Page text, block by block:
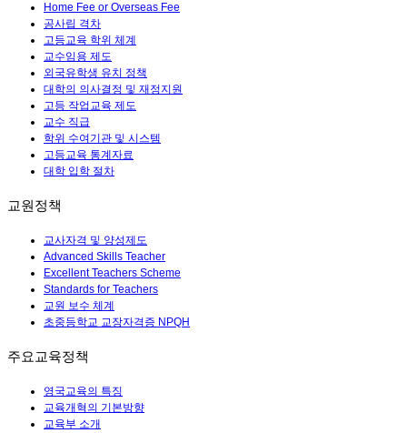
Home Fee or Overseas Fee
공사립 격차
고등교육 학위 체계
교수임용 제도
외국유학생 유치 정책
대학의 의사결정 및 재정지원
고등 작업교육 제도
교수 직급
학위 수여기관 및 시스템
고등교육 통계자료
대학 입학 절차
교원정책
교사자격 및 양성제도
Advanced Skills Teacher
Excellent Teachers Scheme
Standards for Teachers
교원 보수 체계
초중등학교 교장자격증 NPQH
주요교육정책
영국교육의 특징
교육개혁의 기본방향
교육부 소개